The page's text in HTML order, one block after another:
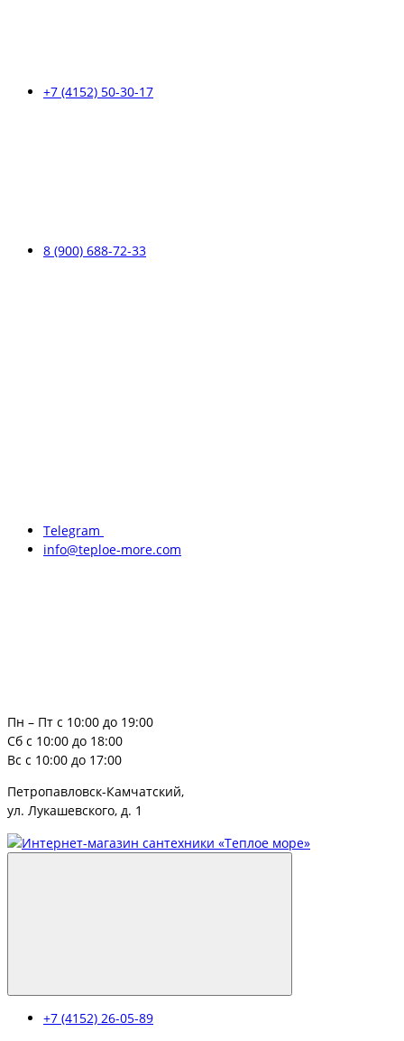
+7 (4152) 50-30-17
8 (900) 688-72-33
Telegram
info@teploe-more.com
Пн – Пт с 10:00 до 19:00
Сб с 10:00 до 18:00
Вс с 10:00 до 17:00
Петропавловск-Камчатский,
ул. Лукашевского, д. 1
+7 (4152) 26-05-89